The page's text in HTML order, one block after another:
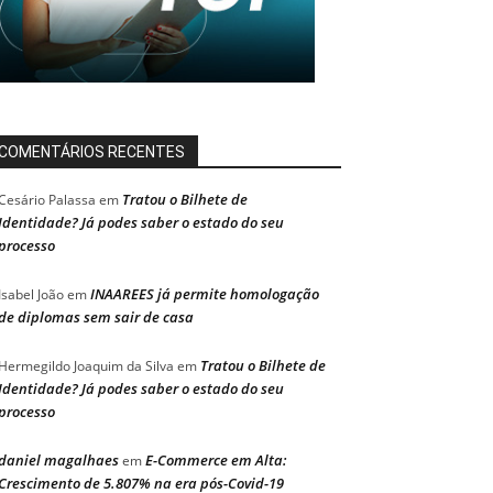
RECENTES
Palassa em Tratou o Bilhete de
Já podes saber o estado do seu
JoãoemINAAREES já permite homologação
diplomas sem sair de casa
Joaquim da Silva em Tratou o Bilhete de
Já podes saber o estado do seu
magalhaesemE-Commerce em Alta:
de 5.807% na era pós-Covid-19